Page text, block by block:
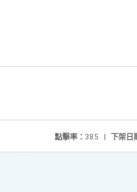
下架日
點擊率： 385 |